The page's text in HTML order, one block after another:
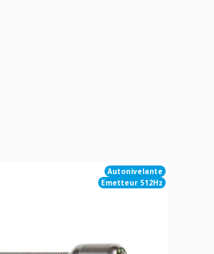
Autonivelante
Emetteur 512Hz